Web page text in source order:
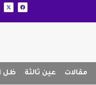
مقالات عين ثالثة ظل